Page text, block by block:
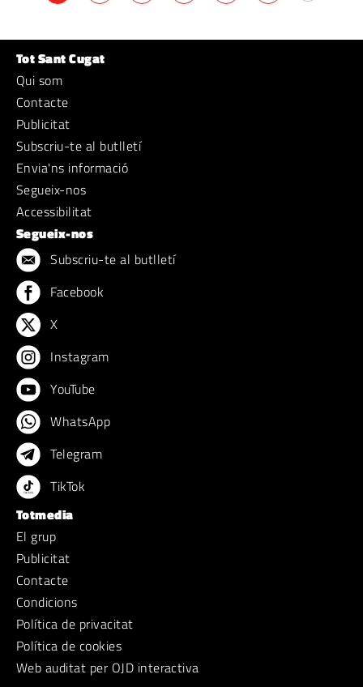
Tot Sant Cugat
Qui som
Contacte
Publicitat
Subscriu-te al butlletí
Envia'ns informació
Segueix-nos
Accessibilitat
Segueix-nos
Subscriu-te al butlletí
Facebook
X
Instagram
YouTube
WhatsApp
Telegram
TikTok
Totmedia
El grup
Publicitat
Contacte
Condicions
Política de privacitat
Política de cookies
Web auditat per OJD interactiva